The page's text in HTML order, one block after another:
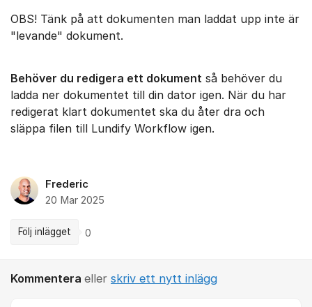
OBS! Tänk på att dokumenten man laddat upp inte är
"levande" dokument.
Behöver du redigera ett dokument så behöver du
ladda ner dokumentet till din dator igen. När du har
redigerat klart dokumentet ska du åter dra och
släppa filen till Lundify Workflow igen.
Frederic
20 Mar 2025
Följ inlägget 0
Kommentera eller skriv ett nytt inlägg